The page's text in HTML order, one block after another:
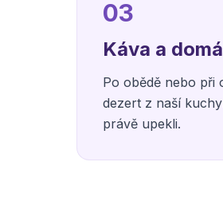
03
Káva a
Po obědě nebo při
dezert z naší
právě upekli.